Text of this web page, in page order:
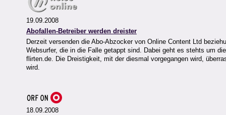
19.09.2008
Abofallen-Betreiber werden dreister
Derzeit versenden die Abo-Abzocker von Online Content Ltd
Websurfer, die in die Falle getappt sind. Dabei geht es stehts um
flirten.de. Die Dreistigkeit, mit der diesmal vorgegangen wird,
wird.
18.09.2008